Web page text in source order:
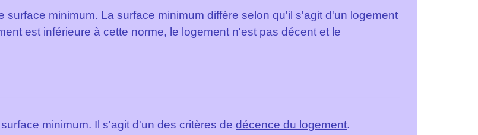
minimum. La surface minimum diffère selon qu'il s'agit d'un logement
est inférieure à cette norme, le logement n'est pas décent et le
minimum. Il s'agit d'un des critères de décence du logement.